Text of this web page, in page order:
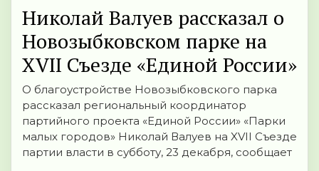
Николай Валуев рассказал о
Новозыбковском парке на
XVII Съезде «Единой России»
О благоустройстве Новозыбковского парка
рассказал региональный координатор
партийного проекта «Единой России» «Парки
малых городов» Николай Валуев на XVII Съезде
партии власти в субботу, 23 декабря, сообщает